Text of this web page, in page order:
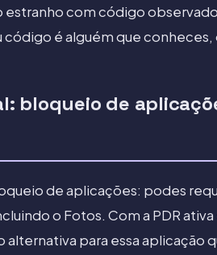
estranho com código
código é alguém que
bloqueio de
de aplicações: podes
o Fotos. Com a PDR
para essa aplicação